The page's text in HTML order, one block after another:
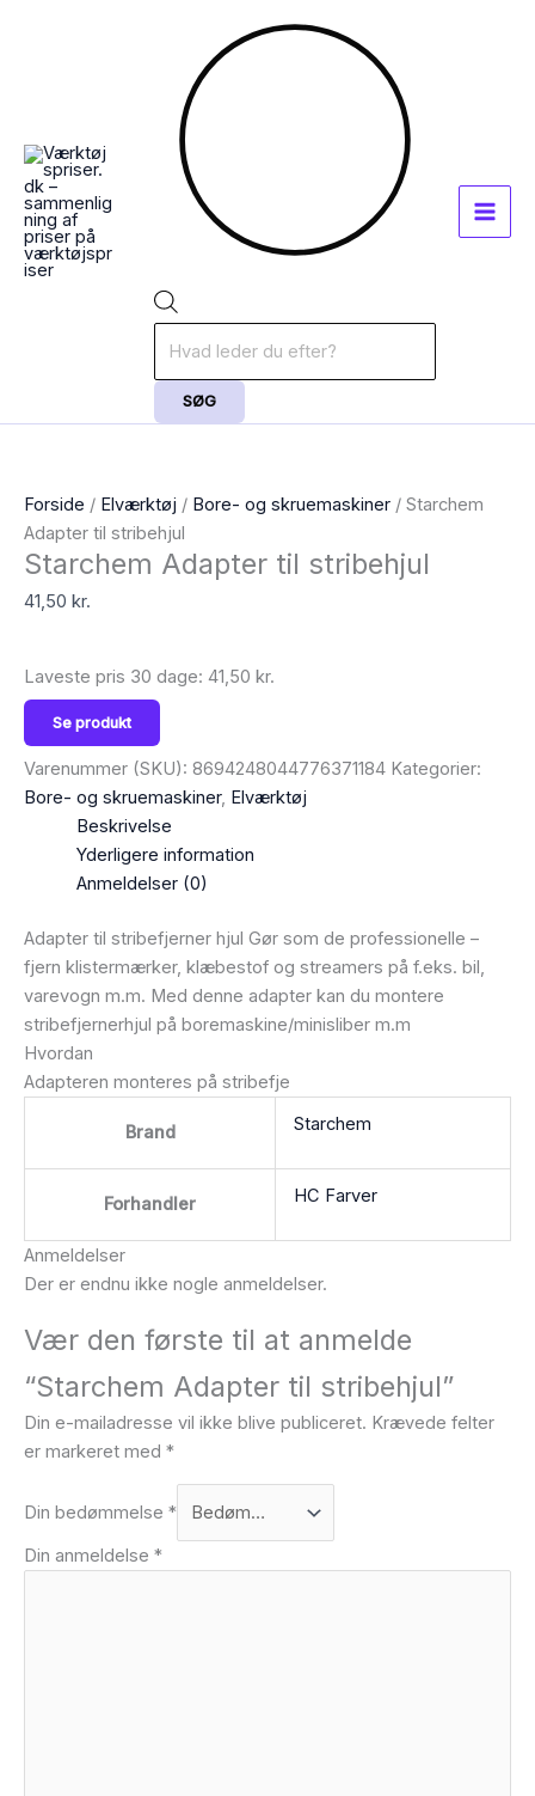
SØG
Forside / Elværktøj / Bore- og skruemaskiner / Starchem
Adapter til stribehjul
Starchem Adapter til stribehjul
41,50 kr.
Laveste pris 30 dage: 41,50 kr.
Se produkt
Varenummer (SKU): 8694248044776371184 Kategorier:
Bore- og skruemaskiner, Elværktøj
Beskrivelse
Yderligere information
Anmeldelser (0)
Adapter til stribefjerner hjul Gør som de professionelle –
fjern klistermærker, klæbestof og streamers på f.eks. bil,
varevogn m.m. Med denne adapter kan du montere
stribefjernerhjul på boremaskine/minisliber m.m
Hvordan
Adapteren monteres på stribefje
Brand Starchem
Forhandler HC Farver
Anmeldelser
Der er endnu ikke nogle anmeldelser.
Vær den første til at anmelde
“Starchem Adapter til stribehjul”
Din e-mailadresse vil ikke blive publiceret. Krævede felter
er markeret med *
Din bedømmelse *
Din anmeldelse *